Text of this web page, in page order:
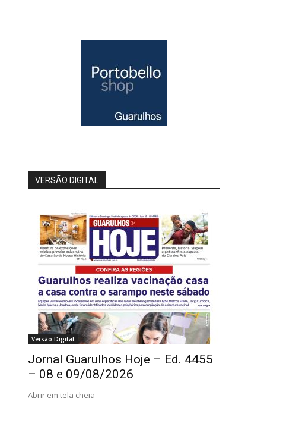
VERSÃO DIGITAL
Versão Digital
Jornal Guarulhos Hoje – Ed. 4455
– 08 e 09/08/2026
Abrir em tela cheia